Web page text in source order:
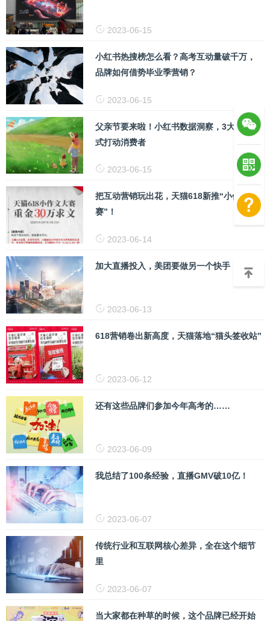
2023-06-15
小红书热搜榜怎么看？高考互动量破千万，
品牌如何借势毕业季营销？
2023-06-15
父亲节要来啦！小红书数据洞察，3大种草方
式打动消费者
2023-06-15
把互动营销玩出花，天猫618新推“小作文大
赛”！
2023-06-14
加大直播投入，美团要做另一个快手
2023-06-13
618营销卷出新高度，天猫落地“猫头签收站”
2023-06-12
还有这些品牌们参加今年高考的……
2023-06-09
我总结了100条经验，直播GMV破10亿！
2023-06-07
传统行业和互联网核心差异，全在这个细节
里
2023-06-07
当大家都在种草的时候，这个品牌已经开始